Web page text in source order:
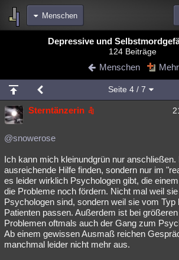
Menschen
Blogs Videos
Chat Wiki Neuigkeiten
meine Rubriken
Menschen Wissenschaft
Spiritualität
Natur Umfragen Unterhaltung
weitere Rubriken
Philosophie Träume Orte Esoterik
Astronomie Helpdesk Gruppen
Musik Clash Verbesserungen
Depressive und
124 Beiträge
Menschen Mehr
Seite 4/ 7
Sterntänzerin
@snowerose
Ich kann mich kleinundgrün nur
ausreichende Hilfe finden, sondern nur im
es leider wirklich Psychologen gibt, die
die Probleme noch fördern. Nicht mal weil
Psychologen sind, sondern weil sie vom Typ
Patienten passen. Außerdem ist bei
Problemen oftmals auch der Gang zum
Ab einem gewissen Ausmaß reichen
manchmal leider nicht mehr aus.